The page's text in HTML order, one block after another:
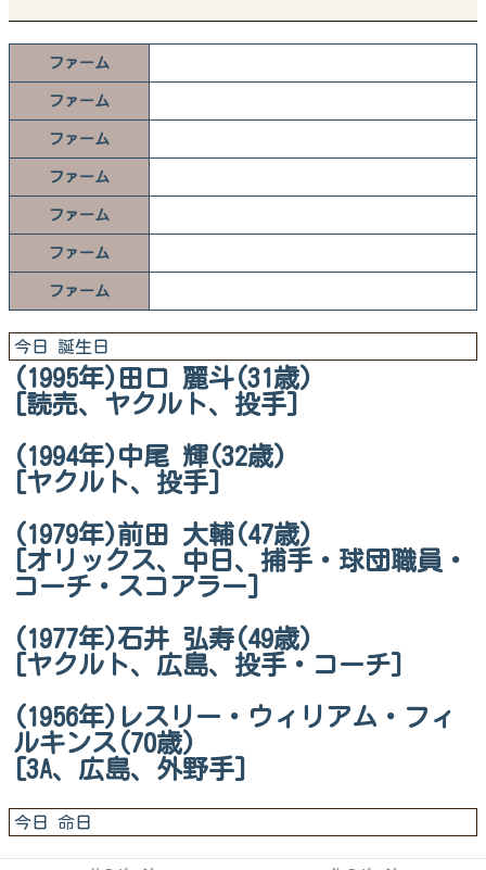
ファーム
ファーム
ファーム
ファーム
ファーム
ファーム
ファーム
今日 誕生日
(1995年)田口 麗斗(31歳)
[読売、ヤクルト、投手]
(1994年)中尾 輝(32歳)
[ヤクルト、投手]
(1979年)前田 大輔(47歳)
[オリックス、中日、捕手・球団職員・
コーチ・スコアラー]
(1977年)石井 弘寿(49歳)
[ヤクルト、広島、投手・コーチ]
(1956年)レスリー・ウィリアム・フィ
ルキンス(70歳)
[3A、広島、外野手]
今日 命日